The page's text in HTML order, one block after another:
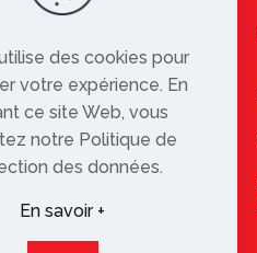
des cookies pour
votre expérience. En
ce site Web, vous
notre Politique de
des données.
En savoir +